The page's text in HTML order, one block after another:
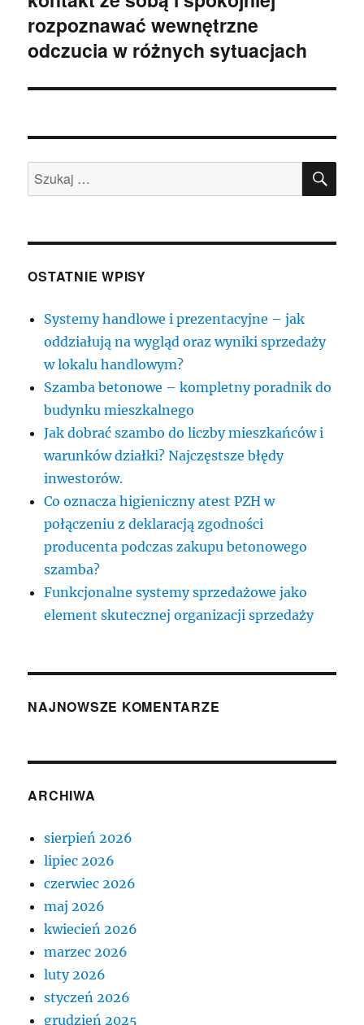
rozpoznawać wewnętrzne
odczucia w różnych sytuacjach
Szukaj:
OSTATNIE WPISY
Systemy handlowe i prezentacyjne – jak
oddziałują na wygląd oraz wyniki sprzedaży
w lokalu handlowym?
Szamba betonowe – kompletny poradnik do
budynku mieszkalnego
Jak dobrać szambo do liczby mieszkańców i
warunków działki? Najczęstsze błędy
inwestorów.
Co oznacza higieniczny atest PZH w
połączeniu z deklaracją zgodności
producenta podczas zakupu betonowego
szamba?
Funkcjonalne systemy sprzedażowe jako
element skutecznej organizacji sprzedaży
NAJNOWSZE KOMENTARZE
ARCHIWA
sierpień 2026
lipiec 2026
czerwiec 2026
maj 2026
kwiecień 2026
marzec 2026
luty 2026
styczeń 2026
grudzień 2025